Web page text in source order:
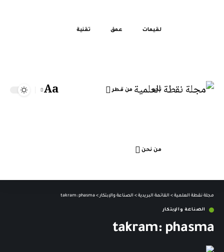
لقيمات عمق تقنية
تحر من قطر
من نحن
Font
Aa
مجلة نقطة العلمية > القائمة البريدية > الصناعة والإبتكار >
takram: phasma
الصناعة والإبتكار
takram: phasma